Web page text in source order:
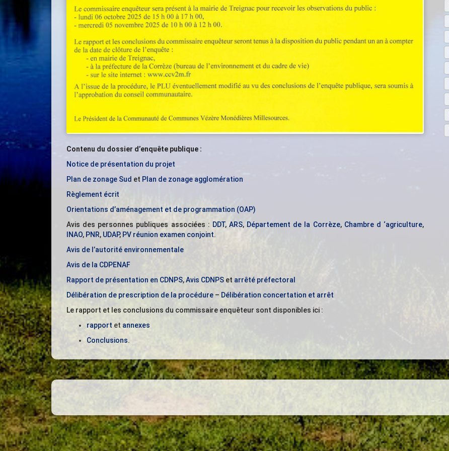
Contenu du dossier d’enquête publique :
Notice de présentation du projet
Plan de zonage Sud et Plan de zonage agglomération
Règlement écrit
Orientations d’aménagement et de programmation (OAP)
Avis des personnes publiques associées : DDT,ARS, Département de la Corrèze, Chambre d ‘agriculture,
INAO, PNR, UDAP, PV réunion examen conjoint.
Avis de l’autorité environnementale
Avis de la CDPENAF
Rapport de présentation en CDNPS,Avis CDNPS et arrêté préfectoral
Délibération de prescription de la procédure – Délibération concertation et arrêt
Le rapport et les conclusions du commissaire enquêteur sont disponibles ici :
rapport et annexes
Conclusions.